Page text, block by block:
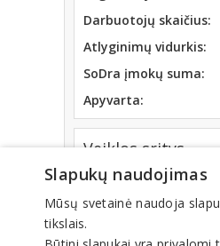
Darbuotojų skaičius:
Atlyginimų vidurkis:
SoDra įmokų suma:
Apyvarta:
Veiklos sritys
Medienos gaminiai
Slapukų naudojimas
Mūsų svetainė naudoja
tikslais.